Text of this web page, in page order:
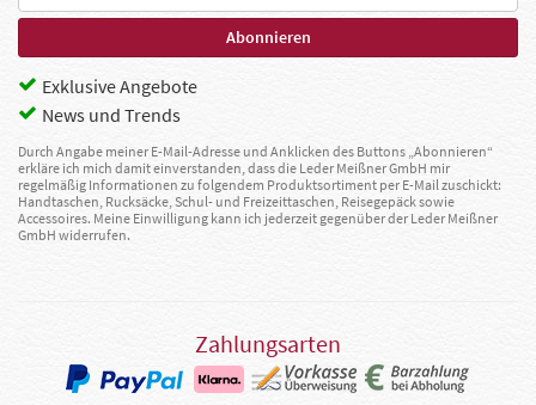
Exklusive Angebote
News und Trends
Durch Angabe meiner E-Mail-Adresse und Anklicken des Buttons „Abonnieren“
erkläre ich mich damit einverstanden, dass die Leder Meißner GmbH mir
regelmäßig Informationen zu folgendem Produktsortiment per E-Mail zuschickt:
Handtaschen, Rucksäcke, Schul- und Freizeittaschen, Reisegepäck sowie
Accessoires. Meine Einwilligung kann ich jederzeit gegenüber der Leder Meißner
GmbH widerrufen.
Zahlungsarten